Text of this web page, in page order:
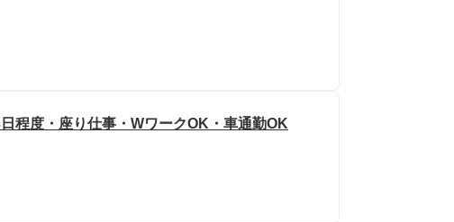
程度・座り仕事・WワークOK・車通勤OK